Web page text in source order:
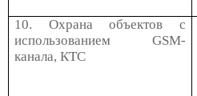
10. Охрана объектов с
использованиемGSM-
канала, КТС